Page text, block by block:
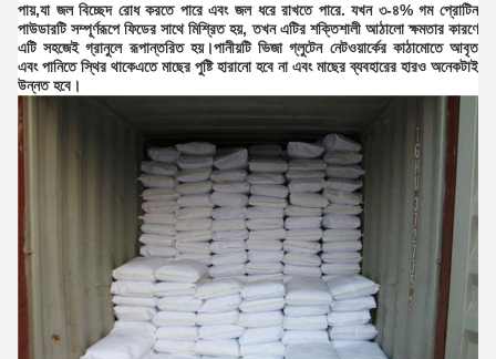
পায়,যা জল বিচ্ছেদ রোধ করতে পারে এবং জল ধরে রাখতে পারে. যখন ৩-৪% গম প্রোটিন
পাউডারটি সম্পূর্ণরূপে ফিডের সাথে মিশ্রিত হয়, তখন এটির শক্তিশালী আঠালো ক্ষমতার কারণে
এটি সহজেই গ্রানুলে রূপান্তরিত হয়।পানীয়টি ভিজা গ্লুটেন নেটওয়ার্কের কাঠামোতে আবৃত
এবং পানিতে স্থির থাকেএতে মাছের পুষ্টি হারানো হবে না এবং মাছের ব্যবহারের হারও অনেকটাই
উন্নত হবে।